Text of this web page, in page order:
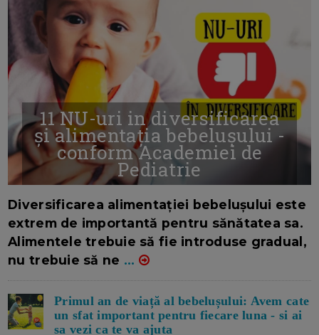
11 NU-uri in diversificarea
și alimentația bebelușului -
conform Academiei de
Pediatrie
Diversificarea alimentației bebelușului este
extrem de importantă pentru sănătatea sa.
Alimentele trebuie să fie introduse gradual,
nu trebuie să ne ...
Primul an de viață al bebelușului: Avem cate
un sfat important pentru fiecare luna - si ai
sa vezi ca te va ajuta